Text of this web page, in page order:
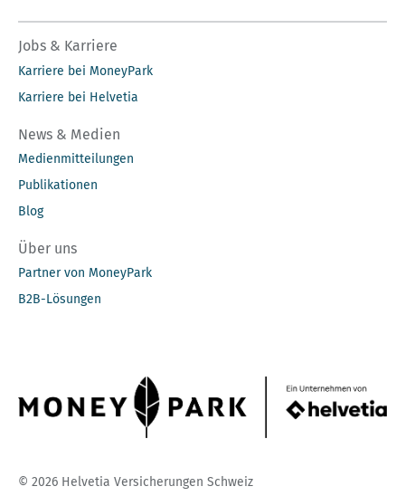
Jobs & Karriere
Karriere bei MoneyPark
Karriere bei Helvetia
News & Medien
Medienmitteilungen
Publikationen
Blog
Über uns
Partner von MoneyPark
B2B-Lösungen
© 2026 Helvetia Versicherungen Schweiz